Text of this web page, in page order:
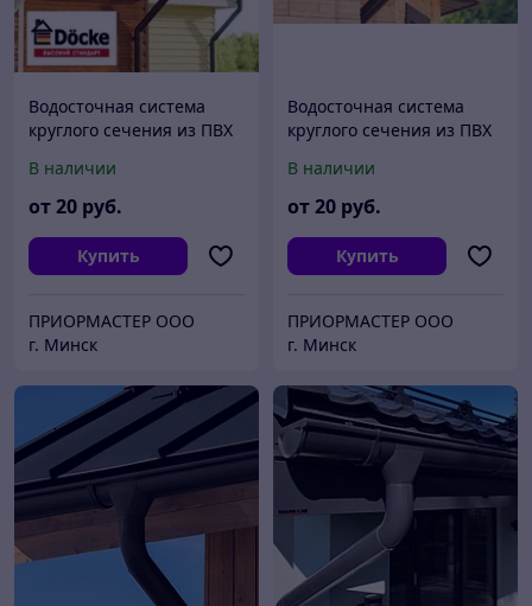
Водосточная система
круглого сечения из ПВХ
В наличии
от20 руб.
Купить
ПРИОРМАСТЕР ООО
г. Минск
Водосточная система
круглого сечения из ПВХ
коричневый 120/80
В наличии
от20 руб.
Купить
ПРИОРМАСТЕР ООО
г. Минск